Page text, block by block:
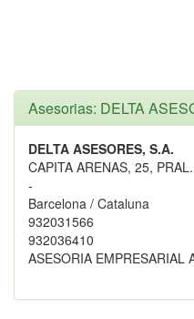
Asesorias: DELTA
DELTA ASESORES, S.A.
CAPITA ARENAS, 25,
-
Barcelona / Cataluna
932031566
932036410
ASESORIA EMPRESARIAL